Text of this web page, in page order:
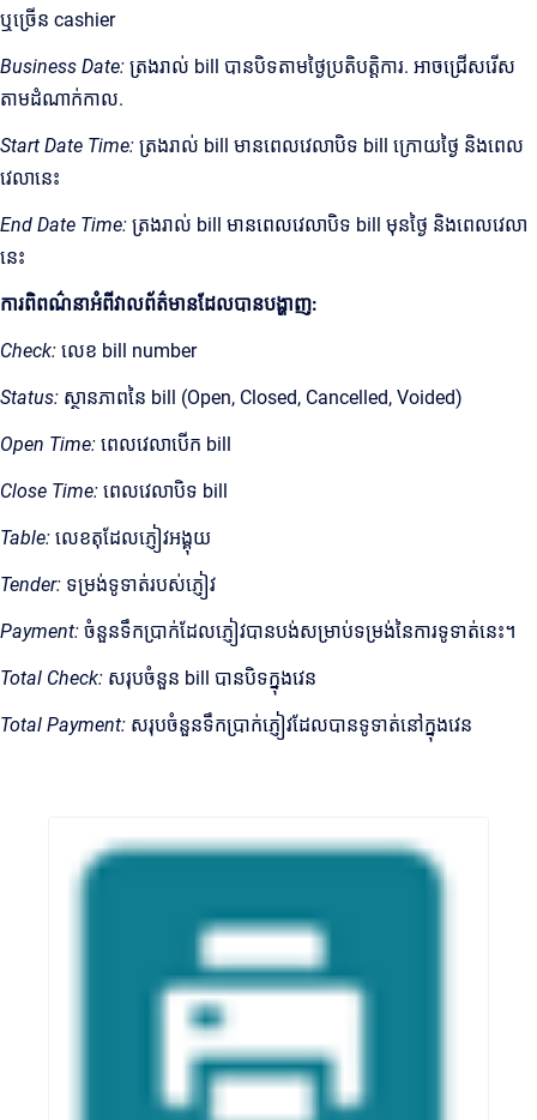
ឬច្រើន cashier
Business Date: ត្រងរាល់ bill បានបិទតាមថ្ងៃប្រតិបត្តិការ. អាចជ្រើសរើស
តាមដំណាក់កាល.
Start Date Time: ត្រងរាល់ bill មានពេលវេលាបិទ bill ក្រោយថ្ងៃ និងពេល
វេលានេះ
End Date Time: ត្រងរាល់ bill មានពេលវេលាបិទ bill មុនថ្ងៃ​ និងពេលវេលា
នេះ
ការពិពណ៌នាអំពីវាលព័ត៌មានដែលបានបង្ហាញ:
Check: លេខ bill number
Status: ស្ថានភាពនៃ bill (Open, Closed, Cancelled, Voided)
Open Time: ពេលវេលាបើក bill
Close Time: ពេលវេលាបិទ bill
Table: លេខតុដែលភ្ញៀវអង្គុយ
Tender: ទម្រង់ទូទាត់របស់ភ្ញៀវ
Payment: ចំនួនទឹកប្រាក់ដែលភ្ញៀវបានបង់សម្រាប់ទម្រង់នៃការទូទាត់នេះ។
Total Check: សរុបចំនួន bill បានបិទក្នុងវេន
Total Payment: សរុបចំនួនទឹកប្រាក់ភ្ញៀវដែលបានទូទាត់នៅក្នុងវេន